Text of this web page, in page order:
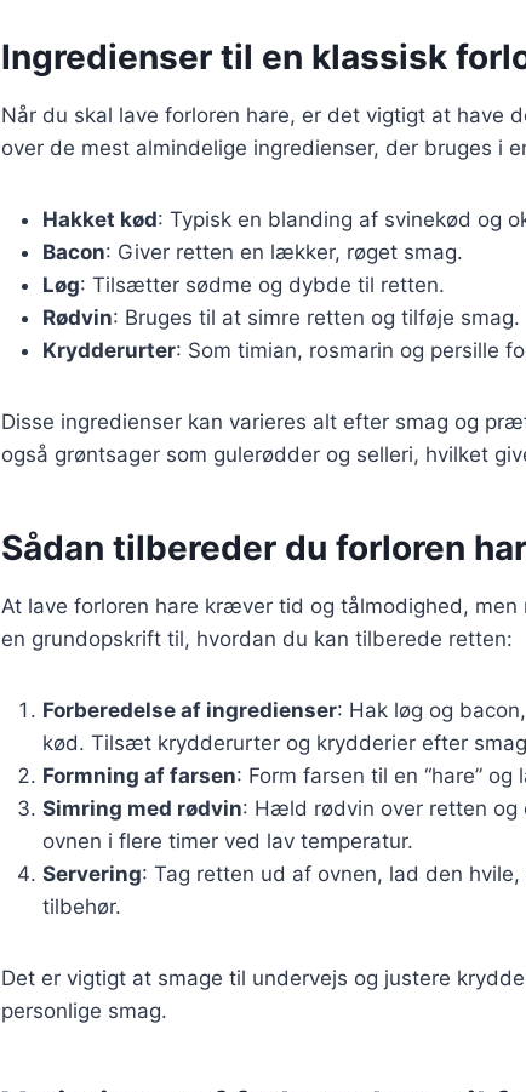
Ingredienser til en klassisk
Når du skal lave forloren hare, er det vigtigt at have
over de mest almindelige ingredienser, der bruges i
Hakket kød: Typisk en blanding af svinekød og
Bacon: Giver retten en lækker, røget smag.
Løg: Tilsætter sødme og dybde til retten.
Rødvin: Bruges til at simre retten og tilføje smag.
Krydderurter: Som timian, rosmarin og persille
Disse ingredienser kan varieres alt efter smag og
også grøntsager som gulerødder og selleri, hvilket
Sådan tilbereder du forloren
At lave forloren hare kræver tid og tålmodighed,
en grundopskrift til, hvordan du kan tilberede retten:
Forberedelse af ingredienser: Hak løg og
kød. Tilsæt krydderurter og krydderier efter
Formning af farsen: Form farsen til en “hare”
Simring med rødvin: Hæld rødvin over retten
ovnen i flere timer ved lav temperatur.
Servering: Tag retten ud af ovnen, lad den
tilbehør.
Det er vigtigt at smage til undervejs og justere
personlige smag.